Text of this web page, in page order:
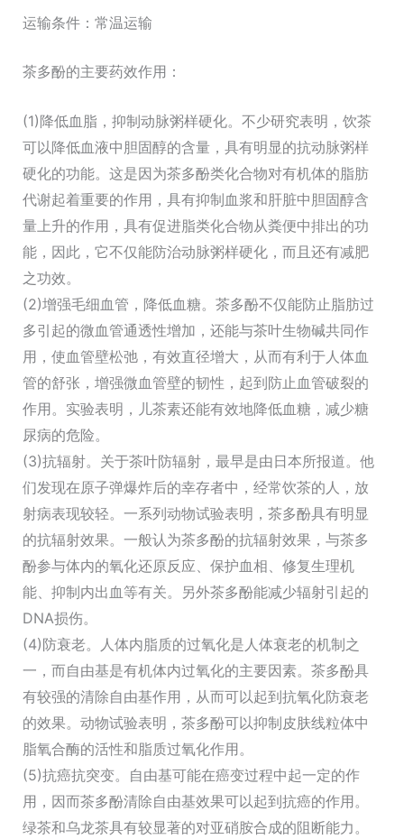
运输条件：常温运输
茶多酚的主要药效作用：
(1)降低血脂，抑制动脉粥样硬化。不少研究表明，饮茶
可以降低血液中胆固醇的含量，具有明显的抗动脉粥样
硬化的功能。这是因为茶多酚类化合物对有机体的脂肪
代谢起着重要的作用，具有抑制血浆和肝脏中胆固醇含
量上升的作用，具有促进脂类化合物从粪便中排出的功
能，因此，它不仅能防治动脉粥样硬化，而且还有减肥
之功效。
(2)增强毛细血管，降低血糖。茶多酚不仅能防止脂肪过
多引起的微血管通透性增加，还能与茶叶生物碱共同作
用，使血管壁松弛，有效直径增大，从而有利于人体血
管的舒张，增强微血管壁的韧性，起到防止血管破裂的
作用。实验表明，儿茶素还能有效地降低血糖，减少糖
尿病的危险。
(3)抗辐射。关于茶叶防辐射，最早是由日本所报道。他
们发现在原子弹爆炸后的幸存者中，经常饮茶的人，放
射病表现较轻。一系列动物试验表明，茶多酚具有明显
的抗辐射效果。一般认为茶多酚的抗辐射效果，与茶多
酚参与体内的氧化还原反应、保护血相、修复生理机
能、抑制内出血等有关。另外茶多酚能减少辐射引起的
DNA损伤。
(4)防衰老。人体内脂质的过氧化是人体衰老的机制之
一，而自由基是有机体内过氧化的主要因素。茶多酚具
有较强的清除自由基作用，从而可以起到抗氧化防衰老
的效果。动物试验表明，茶多酚可以抑制皮肤线粒体中
脂氧合酶的活性和脂质过氧化作用。
(5)抗癌抗突变。自由基可能在癌变过程中起一定的作
用，因而茶多酚清除自由基效果可以起到抗癌的作用。
绿茶和乌龙茶具有较显著的对亚硝胺合成的阻断能力。